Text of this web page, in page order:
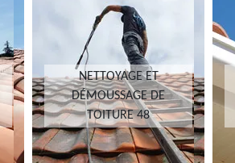
NETTOYAGE ET
DÉMOUSSAGE DE
TOITURE 48